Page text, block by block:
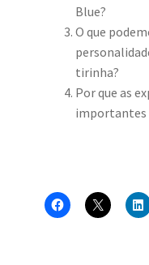
Blue?
O que
tirinha?
Por que as
importantes